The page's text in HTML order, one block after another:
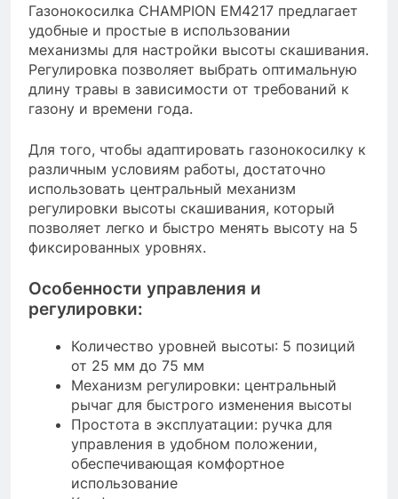
Газонокосилка CHAMPION EM4217 предлагает
удобные и простые в использовании
механизмы для настройки высоты скашивания.
Регулировка позволяет выбрать оптимальную
длину травы в зависимости от требований к
газону и времени года.
Для того, чтобы адаптировать газонокосилку к
различным условиям работы, достаточно
использовать центральный механизм
регулировки высоты скашивания, который
позволяет легко и быстро менять высоту на 5
фиксированных уровнях.
Особенности управления и
регулировки:
Количество уровней высоты: 5 позиций
от 25 мм до 75 мм
Механизм регулировки: центральный
рычаг для быстрого изменения высоты
Простота в эксплуатации: ручка для
управления в удобном положении,
обеспечивающая комфортное
использование